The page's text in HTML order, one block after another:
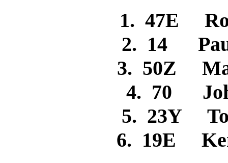
1. 47E
2. 14
3. 50Z
4. 70
5. 23Y
6. 19E